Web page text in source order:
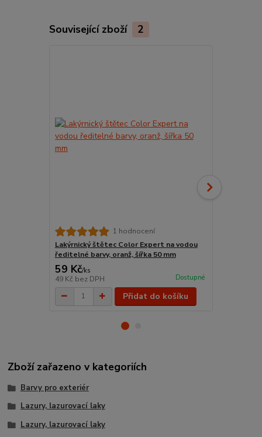
Související zboží 2
1 hodnocení
Lakýrnický štětec Color Expert na vodou
ředitelné barvy, oranž, šířka 50 mm
59 Kč/ks
49 Kč bez DPH Dostupné
Přidat do košíku
Zboží zařazeno v kategoriích
Barvy pro exteriér
Lazury, lazurovací laky
Lazury, lazurovací laky